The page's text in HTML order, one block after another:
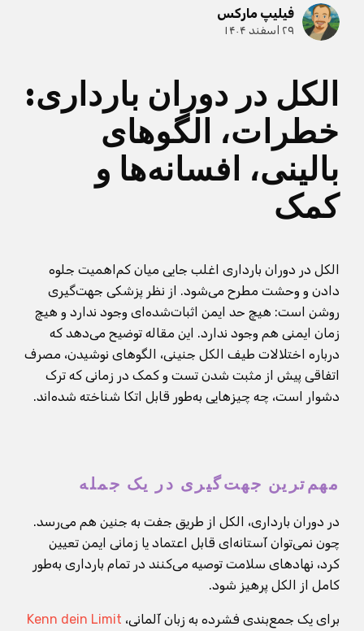
فیلیپ مارکس
۲۹ اسفند ۱۴۰۴
الکل در دوران بارداری:
خطرات، الگوهای
بالینی، افسانه‌ها و
کمک
الکل در دوران بارداری اغلب جایی میان کم‌اهمیت جلوه
دادن و وحشت مطرح می‌شود. از نظر پزشکی جهت‌گیری
روشن است: هیچ حد ایمن اثبات‌شده‌ای وجود ندارد و هیچ
زمان ایمنی هم وجود ندارد. این مقاله توضیح می‌دهد که
درباره اختلالات طیف الکل جنینی، الگوهای نوشیدن، مصرف
اتفاقی پیش از مثبت شدن تست و کمک در زمانی که ترک
دشوار است، چه چیزهایی به‌طور قابل اتکا شناخته شده‌اند.
مهم‌ترین جهت‌گیری در یک جمله
در دوران بارداری، الکل از طریق جفت به جنین هم می‌رسد.
چون نمی‌توان آستانه‌ای قابل اعتماد یا زمانی ایمن تعیین
کرد، نهادهای سلامت توصیه می‌کنند در تمام بارداری به‌طور
کامل از الکل پرهیز شود.
برای یک جمع‌بندی فشرده به زبان آلمانی، Kenn dein Limit